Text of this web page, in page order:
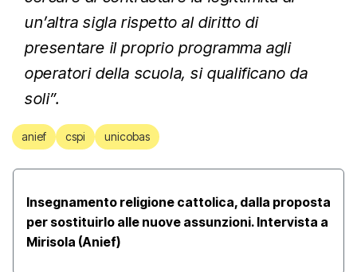
un’altra sigla rispetto al diritto di
presentare il proprio programma agli
operatori della scuola, si qualificano da
soli”.
anief cspi unicobas
Insegnamento religione cattolica, dalla proposta
per sostituirlo alle nuove assunzioni. Intervista a
Mirisola (Anief)